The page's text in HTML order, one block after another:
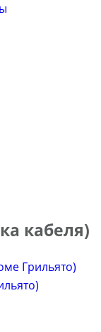
кабеля)
Грильято)